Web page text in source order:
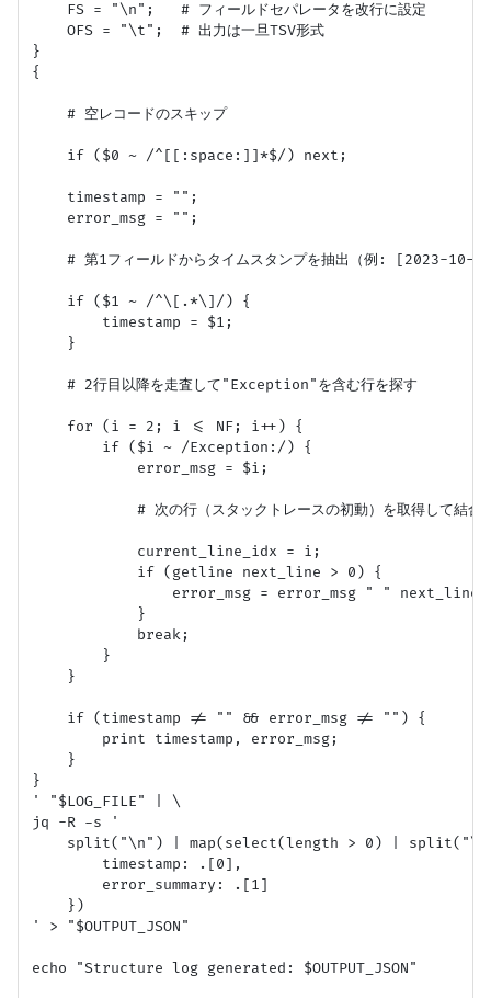
    FS = "\n";   # フィールドセパレータを改行に設定
    OFS = "\t";  # 出力は一旦TSV形式
}
{
    # 空レコードのスキップ
    if ($0 ~ /^[[:space:]]*$/) next;
    timestamp = "";
    error_msg = "";
# 第1フィールドからタイムスタンプを抽出（例: [2023-10-
    if ($1 ~ /^\[.*\]/) {
        timestamp = $1;
    }
    # 2行目以降を走査して"Exception"を含む行を探す
    for (i = 2; i <= NF; i++) {
        if ($i ~ /Exception:/) {
            error_msg = $i;
            # 次の行（スタックトレースの初動）を取得して結合
            current_line_idx = i;
            if (getline next_line > 0) {
                error_msg = error_msg " " next_line;
            }
            break;
        }
    }
    if (timestamp != "" && error_msg != "") {
        print timestamp, error_msg;
    }
}
' "$LOG_FILE" | \
jq -R -s '
split("\n") | map(select(length > 0) |
        timestamp: .[0],
        error_summary: .[1]
    })
' > "$OUTPUT_JSON"
echo "Structure log generated: $OUTPUT_JSON"